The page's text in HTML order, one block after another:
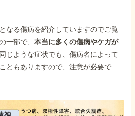
なる傷病を紹介していますのでご覧
一部で、本当に多くの傷病やケガが
じような症状でも、傷病名によって
ともありますので、注意が必要で